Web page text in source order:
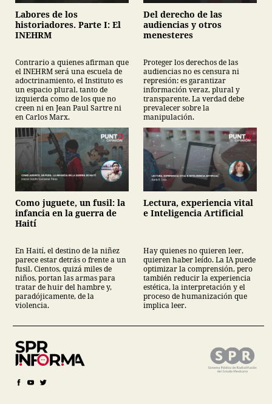
Labores de los
historiadores. Parte I: El
INEHRM
Contrario a quienes afirman que
el INEHRM será una escuela de
adoctrinamiento, el Instituto es
un espacio plural, tanto de
izquierda como de los que no
creen ni en Jean Paul Sartre ni
en Carlos Marx.
Del derecho de las
audiencias y otros
menesteres
Proteger los derechos de las
audiencias no es censura ni
represión: es garantizar
información veraz, plural y
transparente. La verdad debe
prevalecer sobre la
manipulación.
Como juguete, un fusil: la
infancia en la guerra de
Haití
En Haití, el destino de la niñez
parece estar detrás o frente a un
fusil. Cientos, quizá miles de
niños, portan las armas para
tratar de huir del hambre y,
paradójicamente, de la
violencia.
Lectura, experiencia vital
e Inteligencia Artificial
Hay quienes no quieren leer,
quieren haber leído. La IA puede
optimizar la comprensión, pero
también reducir la experiencia
estética, la interpretación y el
proceso de humanización que
implica leer.